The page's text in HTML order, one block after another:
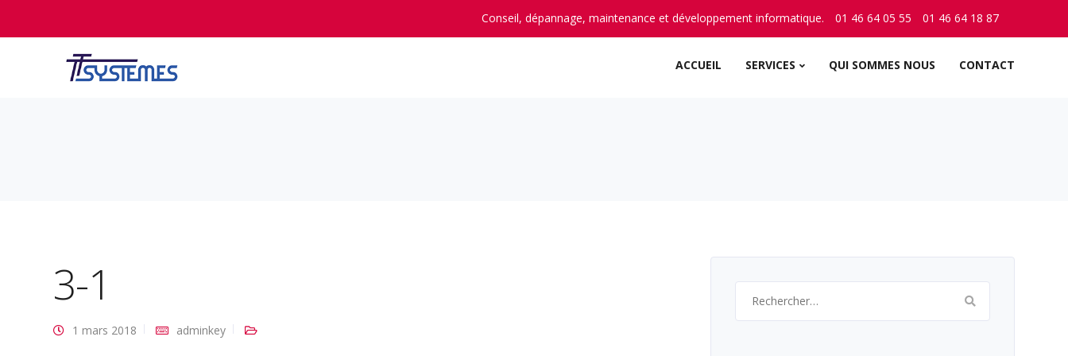
Conseil, dépannage, maintenance et développement informatique. 01 46 64 05 55 01 46 64 18 87
ACCUEIL SERVICES QUI SOMMES NOUS CONTACT
3-1
1 mars 2018 adminkey